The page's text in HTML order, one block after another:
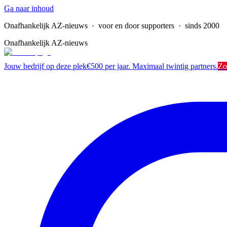
Ga naar inhoud
Onafhankelijk AZ-nieuws · voor en door supporters · sinds 2000
Onafhankelijk AZ-nieuws
Jouw bedrijf op deze plek€500 per jaar. Maximaal twintig partners.